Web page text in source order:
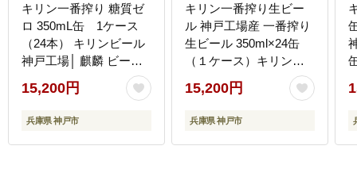
キリン一番搾り 糖質ゼ
ロ 350mL缶 1ケース
（24本） キリンビール
神戸工場│ 麒麟 ビール
缶ビール 家飲み 宅飲み
晩酌 お酒 ケース BBQ
母の日 父の日 敬老の日
15,200円
兵庫県 神戸市
キリン一番搾り生ビー
ル 神戸工場産 一番搾り
生ビール 350ml×24缶
（１ケース）キリンビ
ール 神戸市 お酒 ビール
ギフト│ 麒麟 ビール 缶
ビール 缶 家飲み 宅飲み
ベキュー イベント
15,200円
兵庫県 神戸市